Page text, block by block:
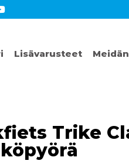
Lisävarusteet
Trike